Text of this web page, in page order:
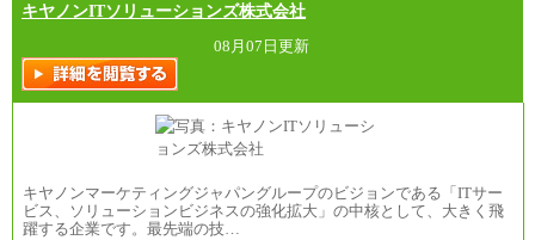
キヤノンITソリューションズ株式会社
08月07日更新
キヤノンマーケティングジャパングループのビジョンである「ITサー
ビス、ソリューションビジネスの強化拡大」の中核として、大きく飛
躍する企業です。最先端の技…